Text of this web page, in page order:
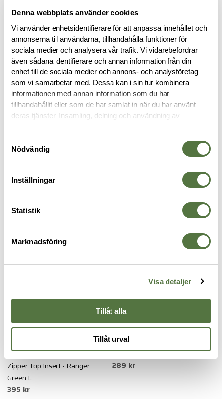
Denna webbplats använder cookies
Vi använder enhetsidentifierare för att anpassa innehållet och
annonserna till användarna, tillhandahålla funktioner för
sociala medier och analysera vår trafik. Vi vidarebefordrar
även sådana identifierare och annan information från din
enhet till de sociala medier och annons- och analysföretag
som vi samarbetar med. Dessa kan i sin tur kombinera
informationen med annan information som du har
tillhandahållit eller som de har samlat in när du har använt
deras tjänster. Insamling, delning och användning av
personuppgifter kan användas för personalisering av
Nödvändig
Inställningar
Statistik
Marknadsföring
Visa detaljer
Tillåt alla
Tillåt urval
BESKRIVNING
SPECIFIKATIONER
FICKOR & HÅLLARE
SCARAB™ LT Kangaroo Pouch
Zipper Top Insert - Ranger
Green L
395 kr
TASMANIAN TIGER
TT Universal Pouch M Olive
289 kr